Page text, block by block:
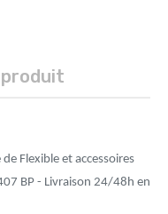
Flexible et accessoires
BP - Livraison 24/48h en